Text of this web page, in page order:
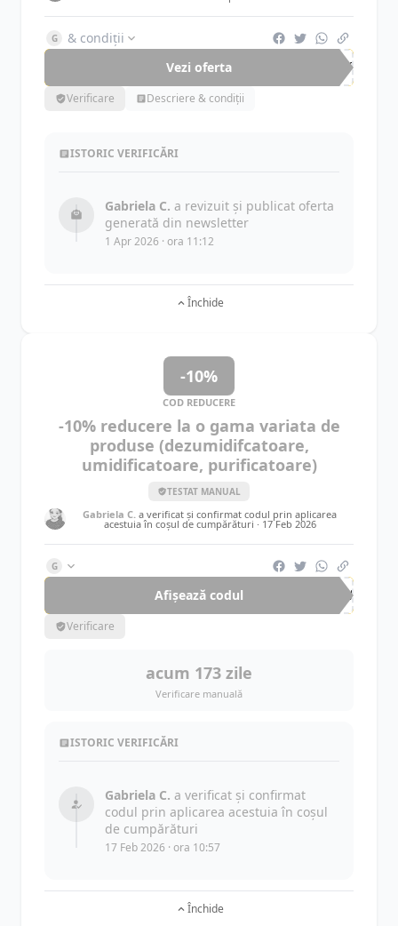
G
& condiții
Vezi oferta
-53%
Verificare Descriere & condiții
ISTORIC VERIFICĂRI
Gabriela C. a revizuit și publicat oferta
generată din newsletter
1 Apr 2026 · ora 11:12
Închide
-10%
COD REDUCERE
-10% reducere la o gama variata de
produse (dezumidifcatoare,
umidificatoare, purificatoare)
TESTAT MANUAL
Gabriela C. a verificat și confirmat codul prin aplicarea
acestuia în coșul de cumpărături · 17 Feb 2026
G
Afișează codul LOV
Verificare
acum 173 zile
Verificare manuală
ISTORIC VERIFICĂRI
Gabriela C. a verificat și confirmat
codul prin aplicarea acestuia în coșul
de cumpărături
17 Feb 2026 · ora 10:57
Închide